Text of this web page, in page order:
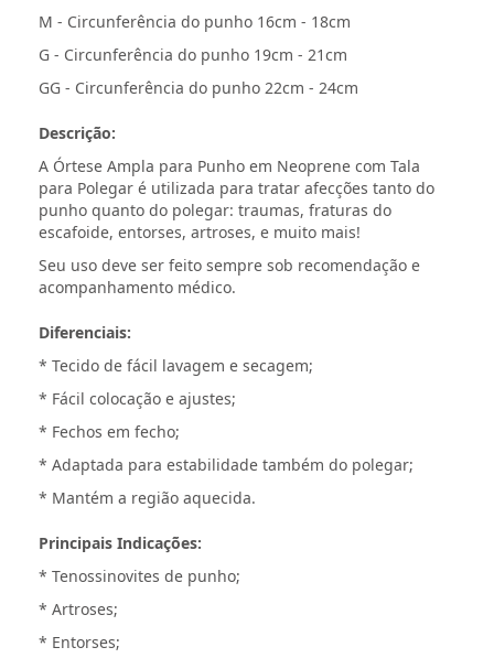
M - Circunferência do punho 16cm - 18cm
G - Circunferência do punho 19cm - 21cm
GG - Circunferência do punho 22cm - 24cm
Descrição:
A Órtese Ampla para Punho em Neoprene com Tala
para Polegar é utilizada para tratar afecções tanto do
punho quanto do polegar: traumas, fraturas do
escafoide, entorses, artroses, e muito mais!
Seu uso deve ser feito sempre sob recomendação e
acompanhamento médico.
Diferenciais:
* Tecido de fácil lavagem e secagem;
* Fácil colocação e ajustes;
* Fechos em fecho;
* Adaptada para estabilidade também do polegar;
* Mantém a região aquecida.
Principais Indicações:
* Tenossinovites de punho;
* Artroses;
* Entorses;